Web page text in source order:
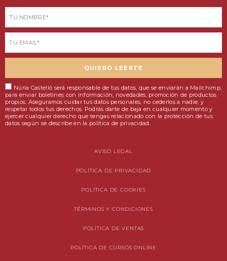
m
Núria Castelló será responsable de tus datos, que se enviarán a Mailchimp,
para enviar boletines con información, novedades, promoción de productos
propios. Aseguramos cuidar tus datos personales, no cederlos a nadie, y
respetar todos tus derechos. Podrás darte de baja en cualquier momento y
ejercer cualquier derecho que tengas relacionado con la protección de tus
datos según se describe en la política de privacidad.
QUIERO LEERTE
AVISO LEGAL
POLÍTICA DE PRIVACIDAD
POLÍTICA DE COOKIES
TÉRMINOS Y CONDICIONES
POLÍTICA DE VENTAS
POLÍTICA DE CURSOS ONLINE